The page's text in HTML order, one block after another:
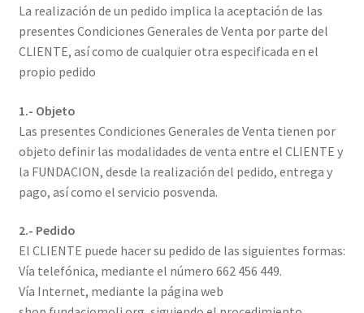
La realización de un pedido implica la aceptación de las
presentes Condiciones Generales de Venta por parte del
CLIENTE, así como de cualquier otra especificada en el
propio pedido
1.- Objeto
Las presentes Condiciones Generales de Venta tienen por
objeto definir las modalidades de venta entre el CLIENTE y
la FUNDACION, desde la realización del pedido, entrega y
pago, así como el servicio posvenda.
2.- Pedido
El CLIENTE puede hacer su pedido de las siguientes formas:
Vía telefónica, mediante el número 662 456 449.
Vía Internet, mediante la página web